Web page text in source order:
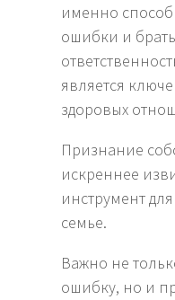
именно
ошибки и
является
здоровых
Признание
искреннее
инструмент
семье.
Важно не
ошибку, но и